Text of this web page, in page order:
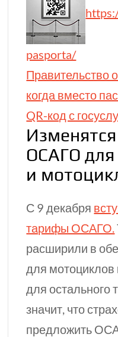
pasporta/
Правительство
когда вместо
QR⁠-⁠код с
ОСАГО
и
С 9 декабря
тарифы ОСАГО.
расширили в
для мотоциклов
для остального
значит, что
предложить